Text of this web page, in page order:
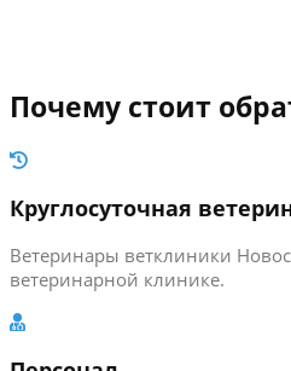
Почему стоит
Круглосуточная
Ветеринары ветклиники
ветеринарной клинике.